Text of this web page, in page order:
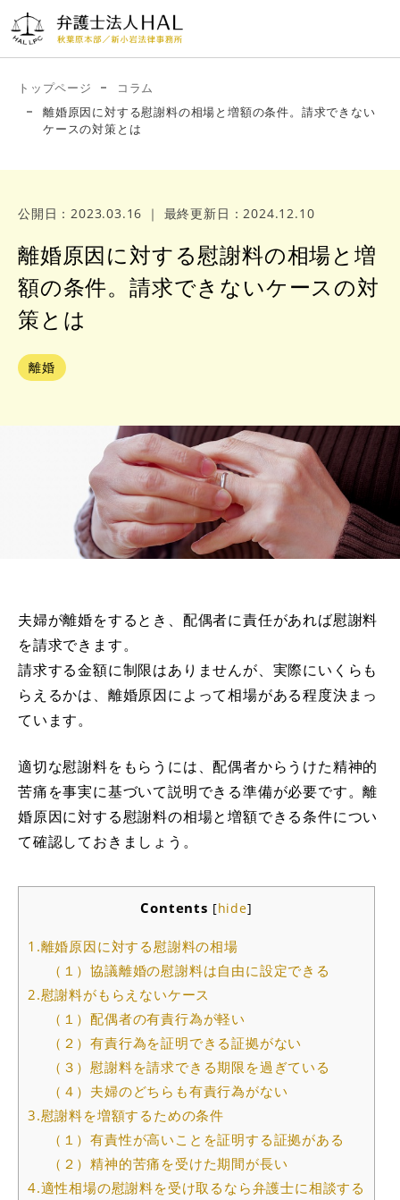
03-
5829-
5202
新小岩法律事務
所
03-
5879-
6703
20:00（土日も
受付中）
談・お問
弁護
介
事務
内
業務分 解決 相談から解
れ ム
トップページ
コラム
離婚原因に対する慰謝料の相場と増額の条件。請求できない
ケースの対策とは
公開日：2023.03.16 ｜ 最終更新日：2024.12.10
離婚原因に対する慰謝料の相場と増
額の条件。請求できないケースの対
策とは
離婚
夫婦が離婚をするとき、配偶者に責任があれば慰謝料
を請求できます。
請求する金額に制限はありませんが、実際にいくらも
らえるかは、離婚原因によって相場がある程度決まっ
ています。
適切な慰謝料をもらうには、配偶者からうけた精神的
苦痛を事実に基づいて説明できる準備が必要です。離
婚原因に対する慰謝料の相場と増額できる条件につい
て確認しておきましょう。
Contents [hide]
1.離婚原因に対する慰謝料の相場
（１）協議離婚の慰謝料は自由に設定できる
2.慰謝料がもらえないケース
（１）配偶者の有責行為が軽い
（２）有責行為を証明できる証拠がない
（３）慰謝料を請求できる期限を過ぎている
（４）夫婦のどちらも有責行為がない
3.慰謝料を増額するための条件
（１）有責性が高いことを証明する証拠がある
（２）精神的苦痛を受けた期間が長い
4.適性相場の慰謝料を受け取るなら弁護士に相談する